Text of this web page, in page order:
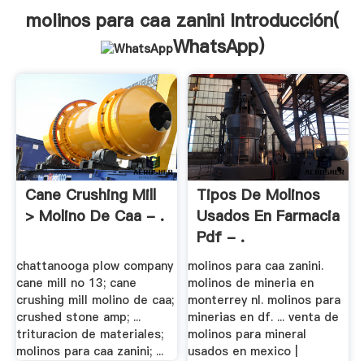
molinos para caa zanini Introducción(
WhatsApp)
Cane Crushing Mill
> Molino De Caa - .
chattanooga plow company
cane mill no 13; cane
crushing mill molino de caa;
crushed stone amp; ...
trituracion de materiales;
molinos para caa zanini; ...
Tipos De Molinos
Usados En Farmacia
Pdf - .
molinos para caa zanini.
molinos de mineria en
monterrey nl. molinos para
minerias en df. ... venta de
molinos para mineral
usados en mexico |